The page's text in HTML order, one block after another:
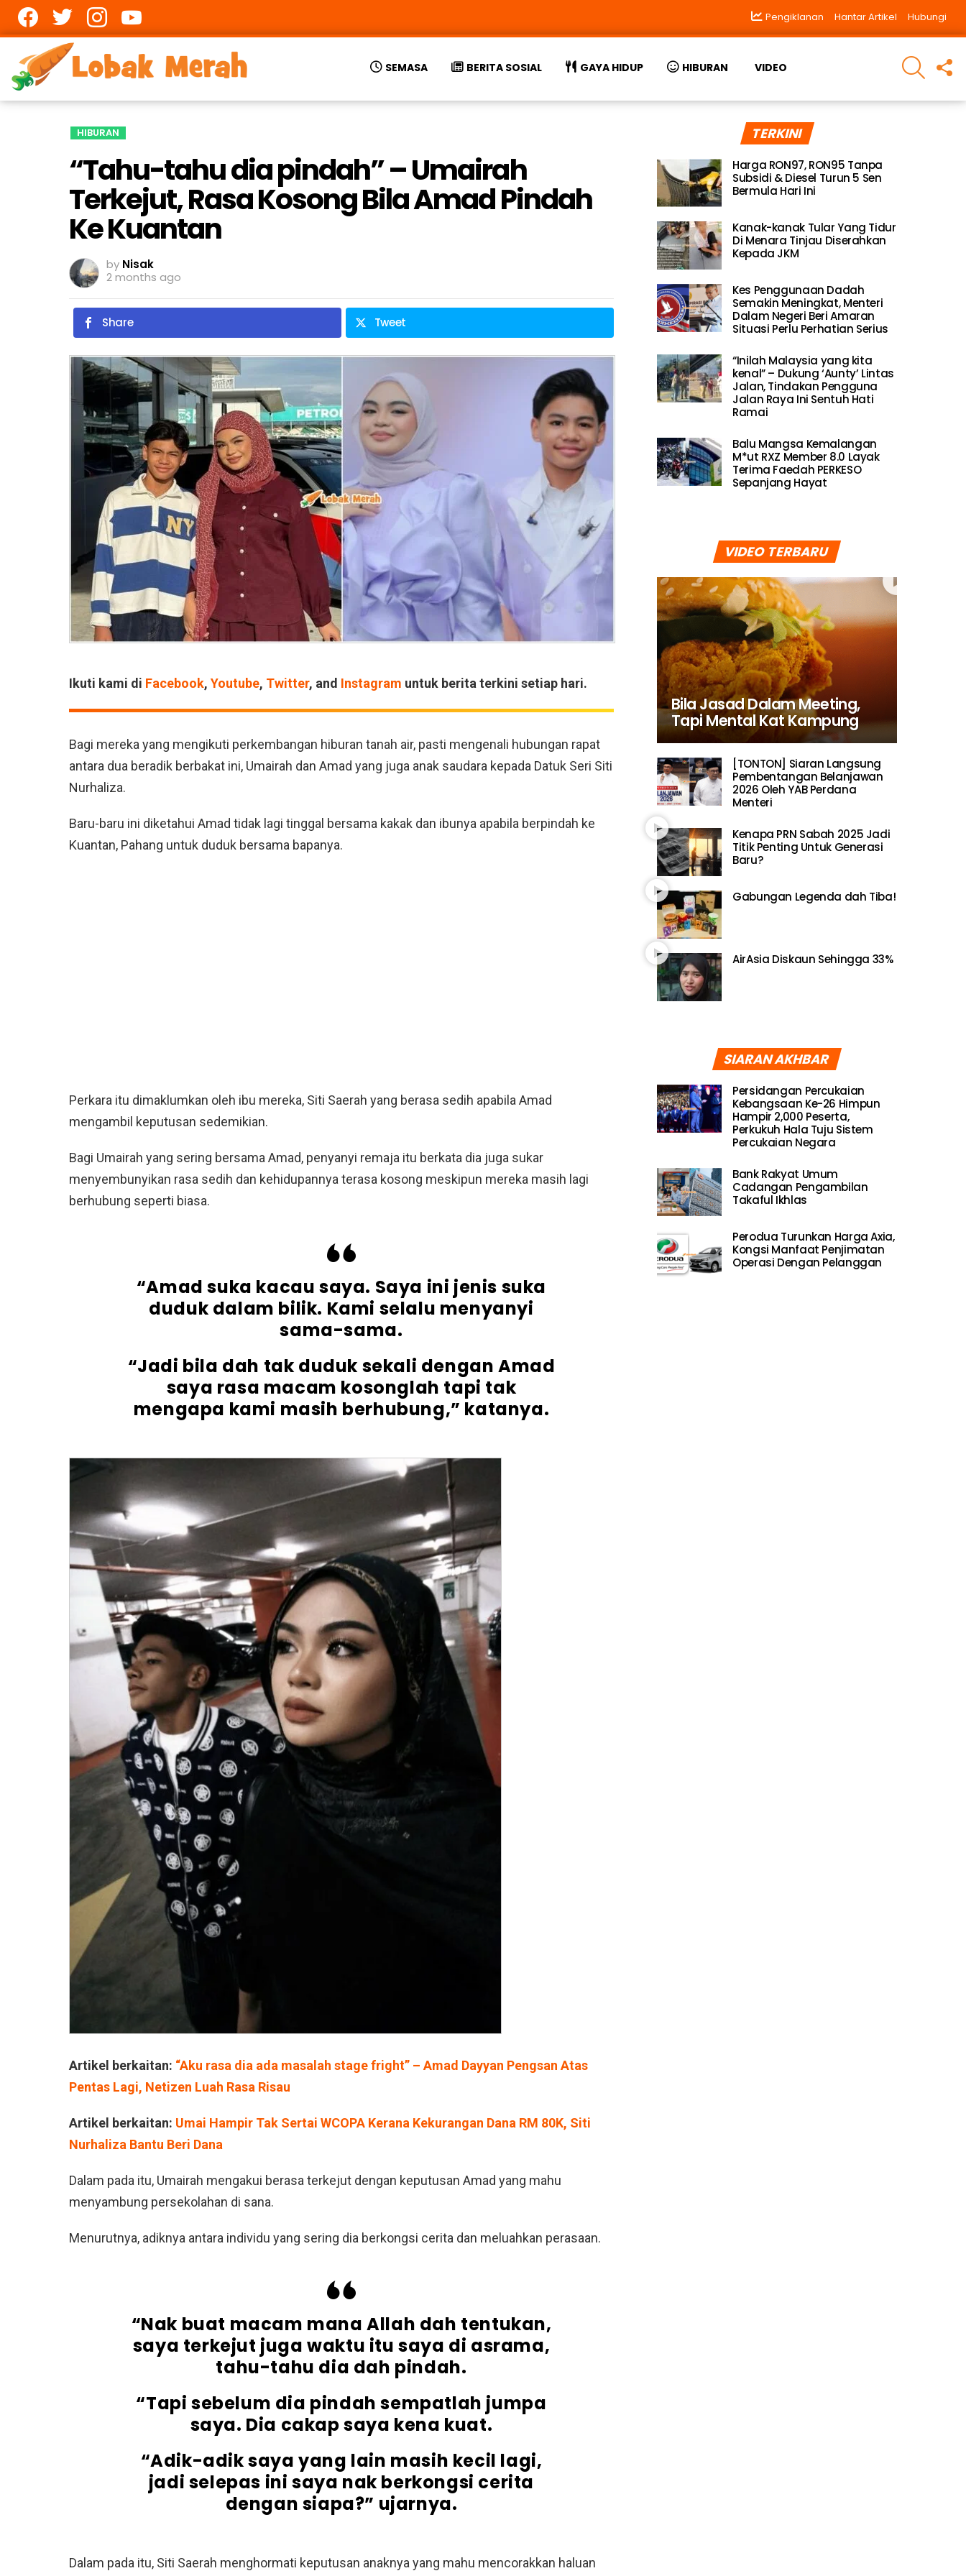
Pengiklanan Hantar Artikel Hubungi
SEMASA BERITA SOSIAL GAYA HIDUP HIBURAN VIDEO
SEARCH
HIBURAN
“Tahu-tahu dia pindah” – Umairah
Terkejut, Rasa Kosong Bila Amad Pindah
Ke Kuantan
by Nisak
2 months ago
Share Tweet
Ikuti kami di Facebook, Youtube, Twitter, and Instagram untuk berita terkini setiap hari.
Bagi mereka yang mengikuti perkembangan hiburan tanah air, pasti mengenali hubungan rapat
antara dua beradik berbakat ini, Umairah dan Amad yang juga anak saudara kepada Datuk Seri Siti
Nurhaliza.
Baru-baru ini diketahui Amad tidak lagi tinggal bersama kakak dan ibunya apabila berpindah ke
Kuantan, Pahang untuk duduk bersama bapanya.
Perkara itu dimaklumkan oleh ibu mereka, Siti Saerah yang berasa sedih apabila Amad
mengambil keputusan sedemikian.
Bagi Umairah yang sering bersama Amad, penyanyi remaja itu berkata dia juga sukar
menyembunyikan rasa sedih dan kehidupannya terasa kosong meskipun mereka masih lagi
berhubung seperti biasa.
“Amad suka kacau saya. Saya ini jenis suka
duduk dalam bilik. Kami selalu menyanyi
sama-sama.
“Jadi bila dah tak duduk sekali dengan Amad
saya rasa macam kosonglah tapi tak
mengapa kami masih berhubung,” katanya.
Artikel berkaitan: “Aku rasa dia ada masalah stage fright” – Amad Dayyan Pengsan Atas
Pentas Lagi, Netizen Luah Rasa Risau
Artikel berkaitan: Umai Hampir Tak Sertai WCOPA Kerana Kekurangan Dana RM 80K, Siti
Nurhaliza Bantu Beri Dana
Dalam pada itu, Umairah mengakui berasa terkejut dengan keputusan Amad yang mahu
menyambung persekolahan di sana.
Menurutnya, adiknya antara individu yang sering dia berkongsi cerita dan meluahkan perasaan.
“Nak buat macam mana Allah dah tentukan,
saya terkejut juga waktu itu saya di asrama,
tahu-tahu dia dah pindah.
“Tapi sebelum dia pindah sempatlah jumpa
saya. Dia cakap saya kena kuat.
“Adik-adik saya yang lain masih kecil lagi,
jadi selepas ini saya nak berkongsi cerita
dengan siapa?” ujarnya.
Dalam pada itu, Siti Saerah menghormati keputusan anaknya yang mahu mencorakkan haluan
TERKINI
Harga RON97, RON95 Tanpa
Subsidi & Diesel Turun 5 Sen
Bermula Hari Ini
Kanak-kanak Tular Yang Tidur
Di Menara Tinjau Diserahkan
Kepada JKM
Kes Penggunaan Dadah
Semakin Meningkat, Menteri
Dalam Negeri Beri Amaran
Situasi Perlu Perhatian Serius
“Inilah Malaysia yang kita
kenal” – Dukung ‘Aunty’ Lintas
Jalan, Tindakan Pengguna
Jalan Raya Ini Sentuh Hati
Ramai
Balu Mangsa Kemalangan
M*ut RXZ Member 8.0 Layak
Terima Faedah PERKESO
Sepanjang Hayat
VIDEO TERBARU
Bila Jasad Dalam Meeting,
Tapi Mental Kat Kampung
[TONTON] Siaran Langsung
Pembentangan Belanjawan
2026 Oleh YAB Perdana
Menteri
Kenapa PRN Sabah 2025 Jadi
Titik Penting Untuk Generasi
Baru?
Gabungan Legenda dah Tiba!
AirAsia Diskaun Sehingga 33%
SIARAN AKHBAR
Persidangan Percukaian
Kebangsaan Ke-26 Himpun
Hampir 2,000 Peserta,
Perkukuh Hala Tuju Sistem
Percukaian Negara
Bank Rakyat Umum
Cadangan Pengambilan
Takaful Ikhlas
Perodua Turunkan Harga Axia,
Kongsi Manfaat Penjimatan
Operasi Dengan Pelanggan